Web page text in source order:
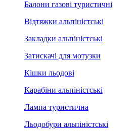
Балони газові туристичні
Відтяжки альпіністські
Закладки альпіністські
Затискачі для мотузки
Кішки льодові
Карабіни альпіністські
Лампа туристична
Льодобури альпіністські